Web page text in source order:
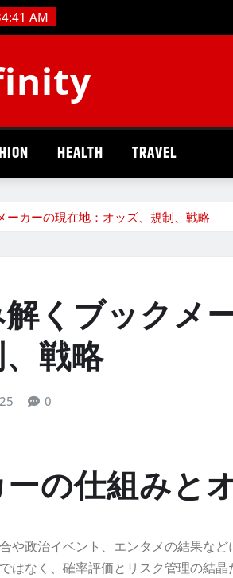
AM
HEALTH TRAVEL
ーカーの現在地：オッズ、規制、戦略
くブックメ
戦略
0
の仕組みと
や政治イベント、エンタメの結果な
はなく、確率評価とリスク管理の結